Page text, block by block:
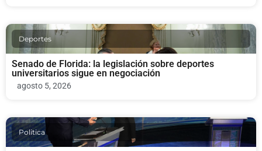
Deportes
Senado de Florida: la legislación sobre deportes
universitarios sigue en negociación
agosto 5, 2026
Politica